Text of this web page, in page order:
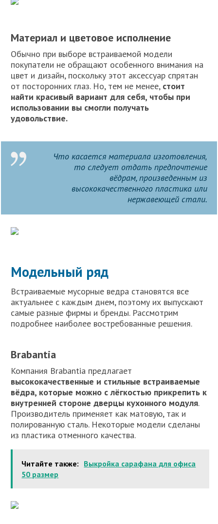
Материал и цветовое исполнение
Обычно при выборе встраиваемой модели
покупатели не обращают особенного внимания на
цвет и дизайн, поскольку этот аксессуар спрятан
от посторонних глаз. Но, тем не менее, стоит
найти красивый вариант для себя, чтобы при
использовании вы смогли получать
удовольствие.
Что касается материала изготовления,
то следует отдать предпочтение
вёдрам, произведенным из
высококачественного пластика или
нержавеющей стали.
Модельный ряд
Встраиваемые мусорные ведра становятся все
актуальнее с каждым днем, поэтому их выпускают
самые разные фирмы и бренды. Рассмотрим
подробнее наиболее востребованные решения.
Brabantia
Компания Brabantia предлагает
высококачественные и стильные встраиваемые
вёдра, которые можно с лёгкостью прикрепить к
внутренней стороне дверцы кухонного модуля.
Производитель применяет как матовую, так и
полированную сталь. Некоторые модели сделаны
из пластика отменного качества.
Читайте также: Выкройка сарафана для офиса
50 размер